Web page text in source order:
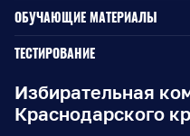
Избирательная
Краснодарского
Законодательство РФ
Законодательство КК
Документы ЦИК России
Документы ИККК
ОБУЧАЮЩИЕ МАТЕРИАЛЫ
Для окружной
Для территориальной
Для участковой
ТЕСТИРОВАНИЕ
Для членов участковых